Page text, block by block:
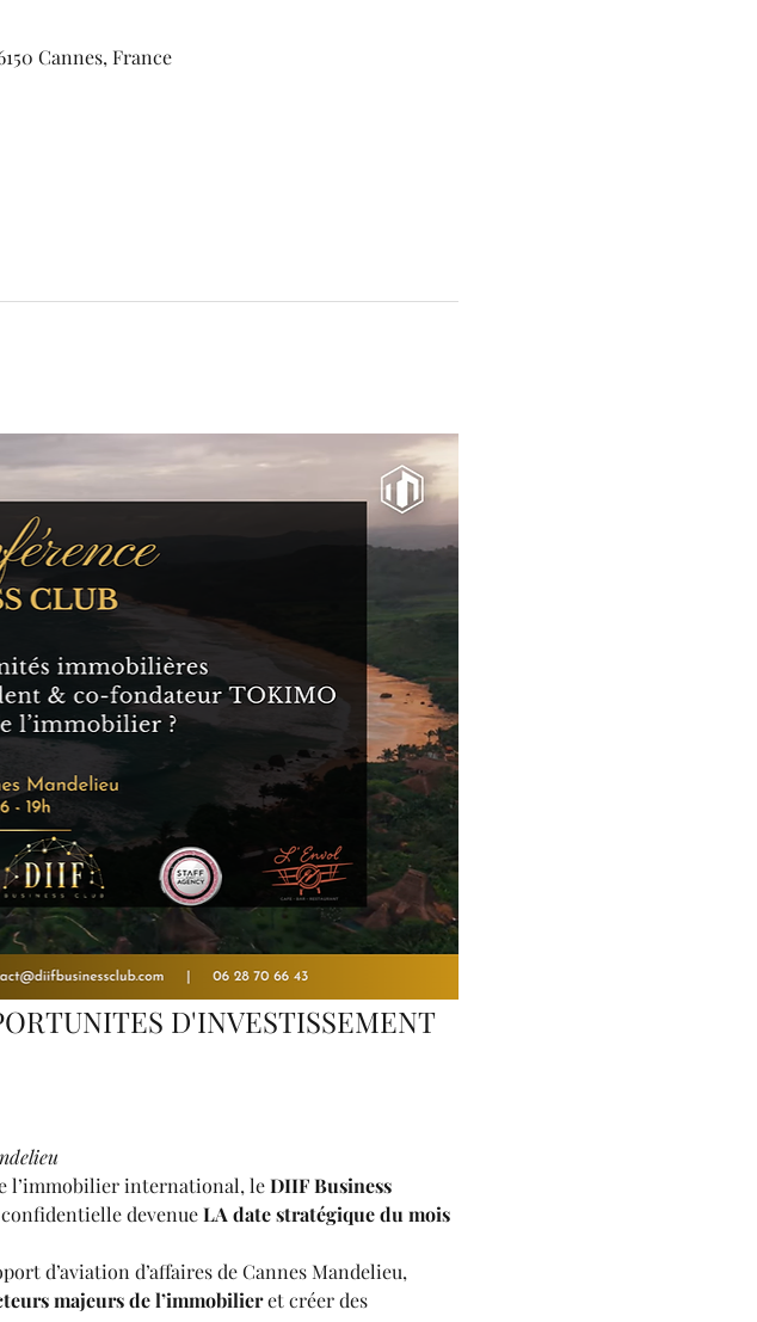
Cannes, France
D'INVESTISSEMENT
l’immobilier international, le DIIF Business
devenue LA date stratégique du mois
d’aviation d’affaires de Cannes Mandelieu,
majeurs de l’immobilier et créer des